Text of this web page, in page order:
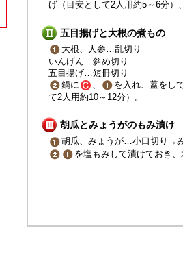
げ（目安として2人用約5～6分）
五目揚げと大根の煮もの
大根、人参…乱切り
いんげん…斜め切り
五目揚げ…短冊切り
鍋に
、
を入れ、蓋をし
て2人用約10～12分）。
胡瓜とみょうがのもみ漬け
胡瓜、みょうが…小口切り→
を塩もみして漬けておき